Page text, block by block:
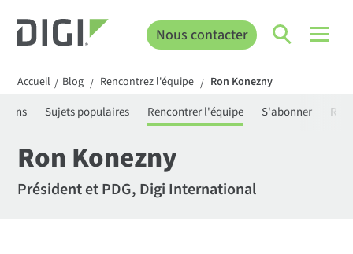
Nous contacter
Accueil / Blog / Rencontrez l'équipe / Ron Konezny
Sujets populaires Rencontrer l'équipe S'abonner
Ron Konezny
Président et PDG, Digi International